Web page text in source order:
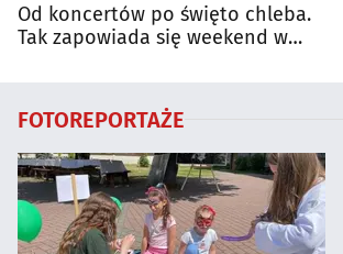
Od koncertów po święto chleba.
Tak zapowiada się weekend w
FOTOREPORTAŻE